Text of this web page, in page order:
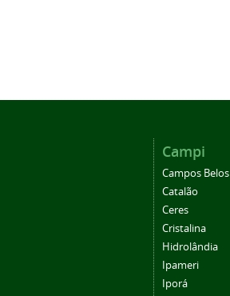
Campi
Campos Belos
Catalão
Ceres
Cristalina
Hidrolândia
Ipameri
Iporá